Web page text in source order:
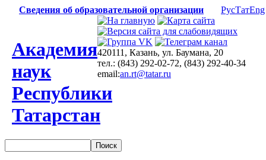
Сведения об образовательной организации РусТатEng
Академия
наук
Республики
Татарстан
420111, Казань, ул. Баумана, 20
тел.: (843) 292-02-72, (843) 292-40-34
email:an.rt@tatar.ru